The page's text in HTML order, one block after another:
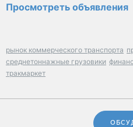
Просмотреть объявления
рынок коммерческого транспорта
среднетоннажные грузовики
тракмаркет